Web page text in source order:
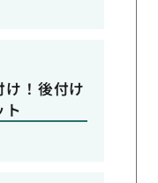
！後付け
ト